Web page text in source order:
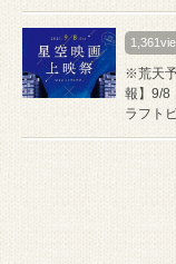
※荒天
報】9/8
ラフト